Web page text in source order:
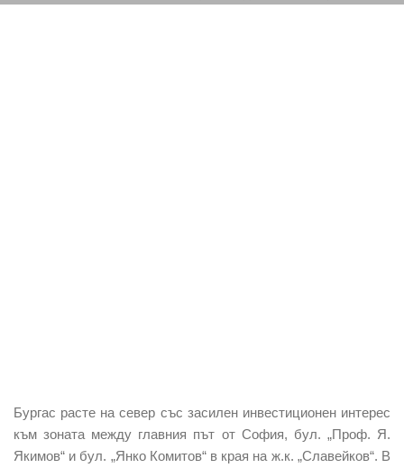
Бургас расте на север със засилен инвестиционен интерес
към зоната между главния път от София, бул. „Проф. Я.
Якимов“ и бул. „Янко Комитов“ в края на ж.к. „Славейков“. В